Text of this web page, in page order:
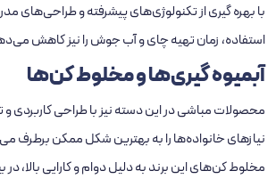
با بهره‌ گیری از تکنولوژی‌های پیشرفته و طراحی‌های
استفاده، زمان تهیه چای و آب جوش را نیز کاهش
آبمیوه گیری‌ها و مخلوط ‌کن‌ها
محصولات مباشی در این دسته نیز با طراحی کاربردی و
نیازهای خانواده‌ها را به بهترین شکل ممکن برطرف
مخلوط‌ کن‌های این برند به دلیل دوام و کارایی بالا،